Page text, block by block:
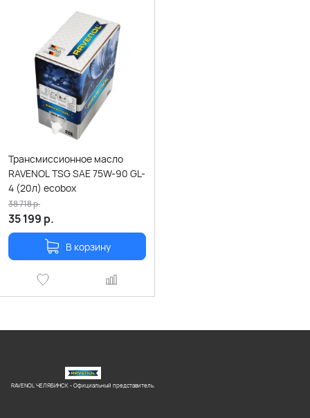
Трансмиссионное масло
RAVENOL TSG SAE 75W-90 GL-
4 (20л) ecobox
35 199 р.
38 718р.
В корзину
RAVENOL ЧЕЛЯБИНСК - Официальный представитель.